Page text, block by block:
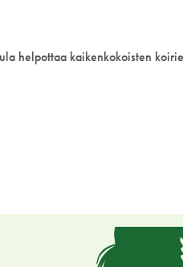
helpottaa kaikenkokoisten